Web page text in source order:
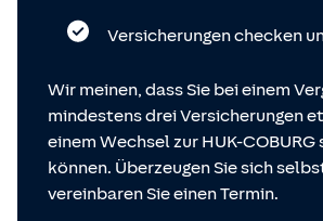
Versicherungen checken
Wir meinen, dass Sie bei einem
mindestens drei Versicherungen
einem Wechsel zur HUK-COBURG
können. Überzeugen Sie sich
vereinbaren Sie einen Termin.